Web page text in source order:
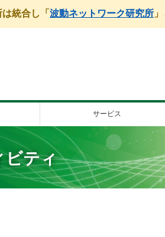
統合し「 波動ネットワーク研究所
サービス
ビティ